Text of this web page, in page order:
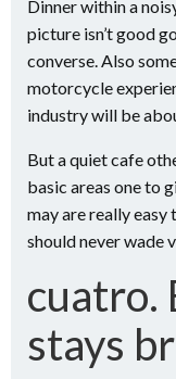
Dinner within a
picture isn’t good
converse. Also
motorcycle
industry will be
But a quiet cafe
basic areas one to
may are really easy
should never wade
cuatro.
stays